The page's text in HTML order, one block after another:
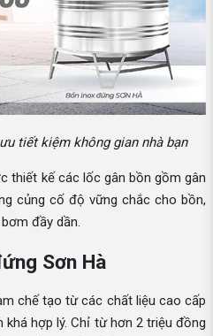
tiết kiệm không gian nhà bạn
thiết kế các lốc gân bồn gồm gân
củng cố độ vững chắc cho bồn,
đầy dần.
Sơn Hà
chế tạo từ các chất liệu cao cấp
hợp lý. Chỉ từ hơn 2 triệu đồng